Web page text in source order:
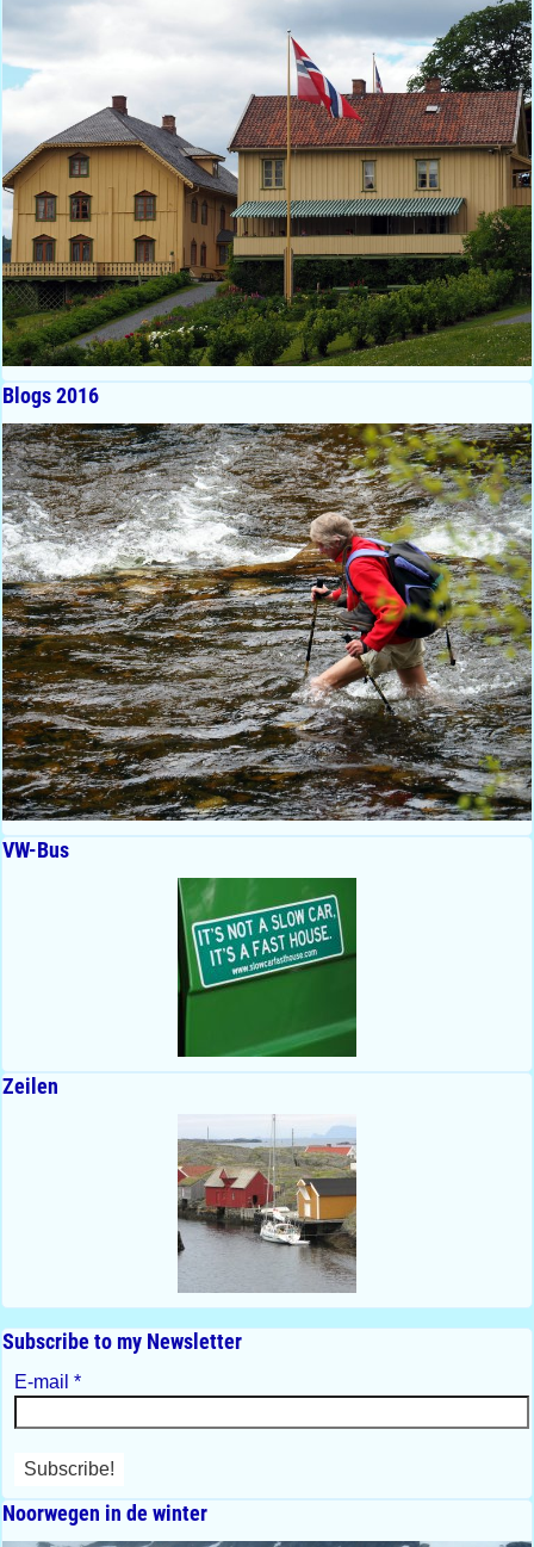
Blogs 2016
VW-Bus
Zeilen
Subscribe to my Newsletter
E-mail *
Noorwegen in de winter